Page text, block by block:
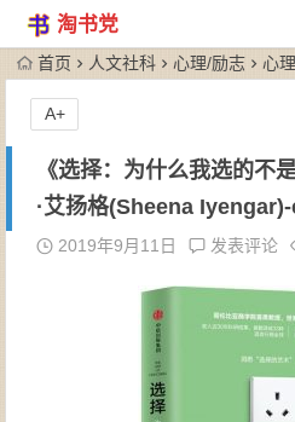
淘书党
首页 人文社科 心理/励志 心
《选择：为什么我选的不
·艾扬格(Sheena
2019年9月11日 发表评论
A+